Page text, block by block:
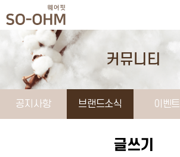
커뮤니티
공지사항 브랜드소식 이벤트
글쓰기